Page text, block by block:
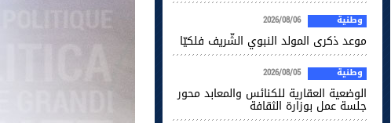
وطنية 2026/08/06
موعد ذكرى المولد النبوي الشّريف فلكيّا
وطنية 2026/08/05
الوضعية العقارية للكنائس والمعابد محور
جلسة عمل بوزارة الثقافة